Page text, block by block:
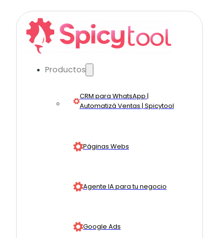
Productos
CRM para WhatsApp |
Automatizá Ventas | Spicytool
Páginas Webs
Agente IA para tu negocio
Google Ads